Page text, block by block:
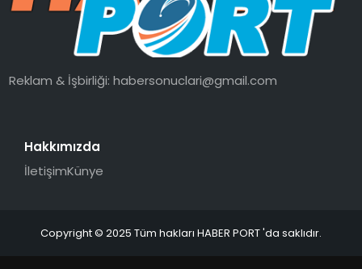
Reklam & İşbirliği:habersonuclari@gmail.com
Hakkımızda
İletişimKünye
Copyright © 2025 Tüm hakları HABER PORT 'da saklıdır.